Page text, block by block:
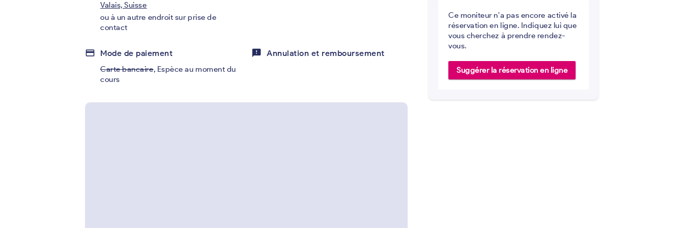
Valais, Suisse
ou à un autre endroit sur prise de
contact
credit_card Mode de paiement
Carte bancaire, Espèce au moment du
cours
feedback Annulation et remboursement
Ce moniteur n'a pas encore activé la
réservation en ligne. Indiquez lui que
vous cherchez à prendre rendez-
vous.
Suggérer la réservation en ligne